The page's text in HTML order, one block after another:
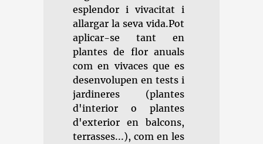
esplendor i vivacitat i
allargar la seva vida.Pot
aplicar-se tant en
plantes de flor anuals
com en vivaces que es
desenvolupen en tests i
jardineres (plantes
d'interior o plantes
d'exterior en balcons,
terrasses...), com en les